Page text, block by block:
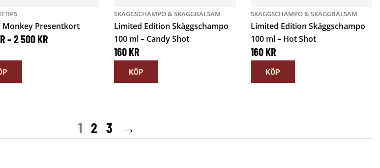
Monkey Presentkort
–2 500KRP
SKÄGGSCHAMPO & SKÄGGBALSAM
Limited Edition Skäggschampo
100 ml – Candy Shot
160KR
KÖP
SKÄGGSCHAMPO & SKÄGGBALSAM
Limited Edition Skäggschampo
100 ml – Hot Shot
160KR
KÖP
1 2 3 →